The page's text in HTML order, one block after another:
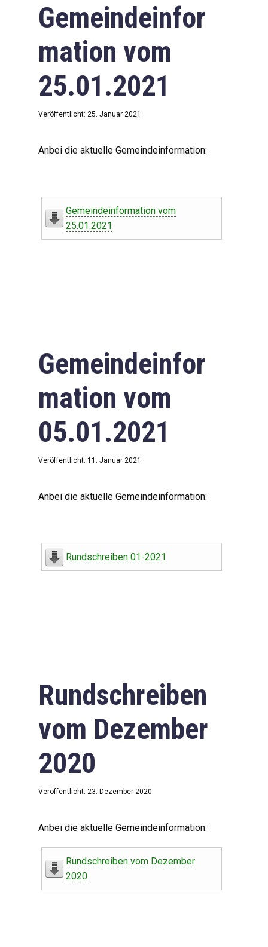
Gemeindeinfor
mation vom
25.01.2021
Veröffentlicht: 25. Januar 2021
Anbei die aktuelle Gemeindeinformation:
Gemeindeinformation vom
25.01.2021
Gemeindeinfor
mation vom
05.01.2021
Veröffentlicht: 11. Januar 2021
Anbei die aktuelle Gemeindeinformation:
Rundschreiben 01-2021
Rundschreiben
vom Dezember
2020
Veröffentlicht: 23. Dezember 2020
Anbei die aktuelle Gemeindeinformation:
Rundschreiben vom Dezember
2020